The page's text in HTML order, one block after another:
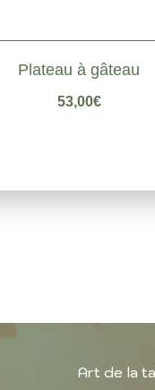
Plateau à gâteau
53,00€
Art de la